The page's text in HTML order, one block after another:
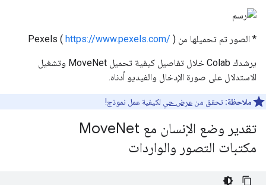
* الصور تم تحميلها من Pexels ( https://www.pexels.com/ )
يرشدك Colab خلال تفاصيل كيفية تحميل MoveNet وتشغيل
الاستدلال على صورة الإدخال والفيديو أدناه.
ملاحظة: تحقق من عرض حي لكيفية عمل نموذج!
تقدير وضع الإنسان مع Move Net
مكتبات التصور والواردات